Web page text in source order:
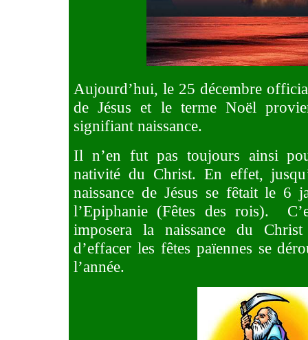
Aujourd’hui, le 25 décembre
de Jésus et le terme Noël
signifiant naissance.
Il n’en fut pas toujours ainsi
nativité du Christ. En effet,
naissance de Jésus se fêtait le 6
l’Epiphanie (Fêtes des rois).
imposera la naissance du
d’effacer les fêtes païennes se
l’année.